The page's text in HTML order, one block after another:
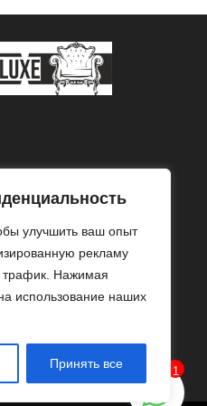
улучшить ваш опыт
рекламу
трафик. Нажимая
использование наших
Принять все
1